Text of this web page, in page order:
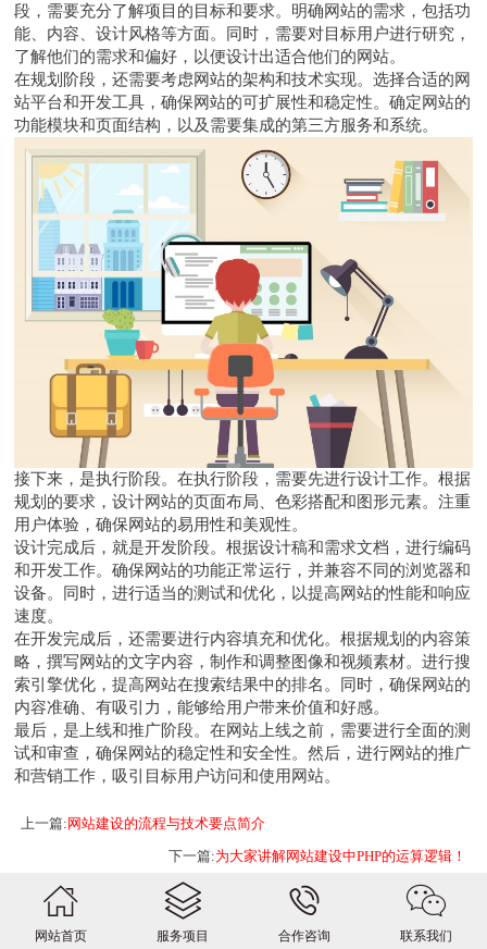
段，需要充分了解项目的目标和要求。明确网站的需求，包括功
能、内容、设计风格等方面。同时，需要对目标用户进行研究，
了解他们的需求和偏好，以便设计出适合他们的网站。
在规划阶段，还需要考虑网站的架构和技术实现。选择合适的网
站平台和开发工具，确保网站的可扩展性和稳定性。确定网站的
功能模块和页面结构，以及需要集成的第三方服务和系统。
接下来，是执行阶段。在执行阶段，需要先进行设计工作。根据
规划的要求，设计网站的页面布局、色彩搭配和图形元素。注重
用户体验，确保网站的易用性和美观性。
设计完成后，就是开发阶段。根据设计稿和需求文档，进行编码
和开发工作。确保网站的功能正常运行，并兼容不同的浏览器和
设备。同时，进行适当的测试和优化，以提高网站的性能和响应
速度。
在开发完成后，还需要进行内容填充和优化。根据规划的内容策
略，撰写网站的文字内容，制作和调整图像和视频素材。进行搜
索引擎优化，提高网站在搜索结果中的排名。同时，确保网站的
内容准确、有吸引力，能够给用户带来价值和好感。
最后，是上线和推广阶段。在网站上线之前，需要进行全面的测
试和审查，确保网站的稳定性和安全性。然后，进行网站的推广
和营销工作，吸引目标用户访问和使用网站。
上一篇: ​网站建设的流程与技术要点简介
下一篇:为大家讲解网站建设中PHP的运算逻辑！
网站首页 服务项目 合作咨询 联系我们